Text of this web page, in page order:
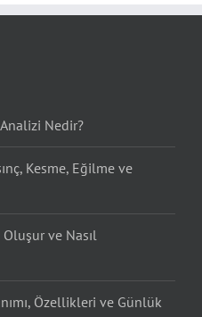
Nedir?
Kesme, Eğilme ve
Oluşur ve Nasıl
Özellikleri ve Günlük